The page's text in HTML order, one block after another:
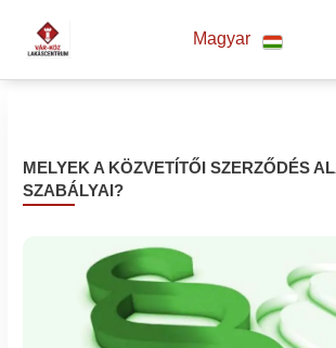
Magyar
MELYEK A KÖZVETÍTŐI SZERZŐDÉS
SZABÁLYAI?